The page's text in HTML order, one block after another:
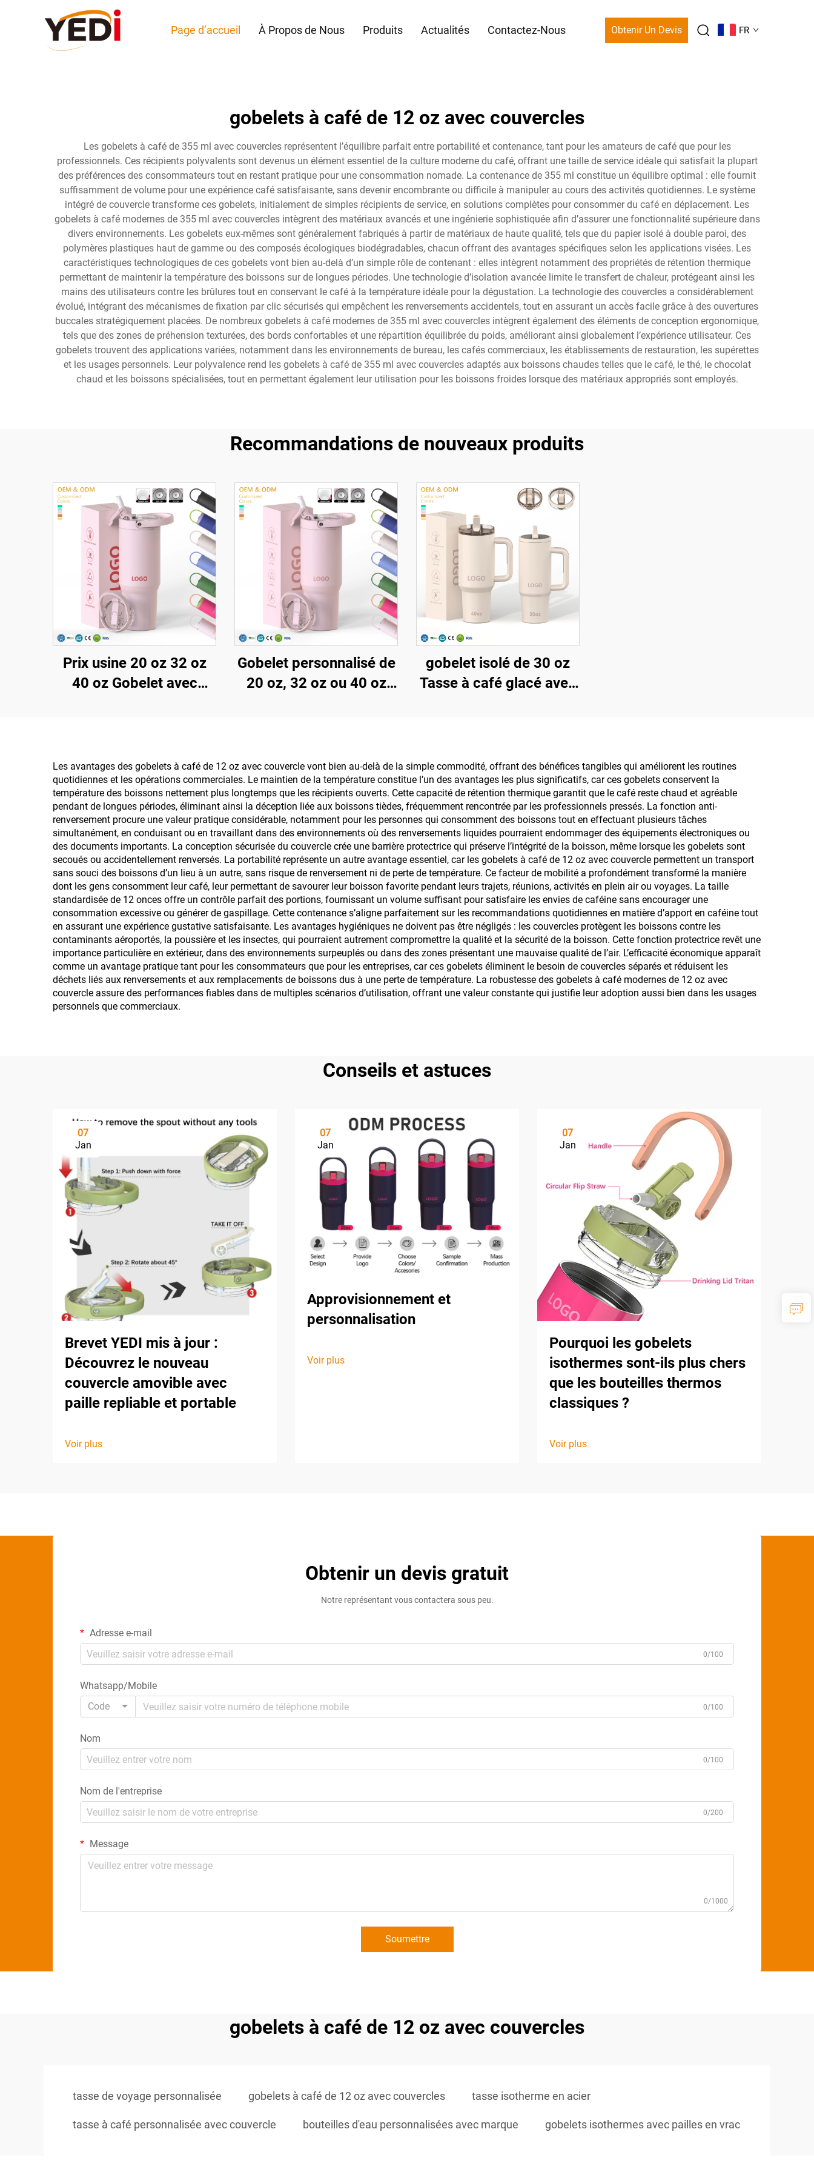
Page d’accueil À Propos de Nous Produits Actualités Contactez-Nous Obtenir Un Devis FR
gobelets à café de 12 oz avec couvercles
Les gobelets à café de 355 ml avec couvercles représentent l’équilibre parfait entre portabilité et contenance, tant pour les amateurs de café que pour les
professionnels. Ces récipients polyvalents sont devenus un élément essentiel de la culture moderne du café, offrant une taille de service idéale qui satisfait la plupart
des préférences des consommateurs tout en restant pratique pour une consommation nomade. La contenance de 355 ml constitue un équilibre optimal : elle fournit
suffisamment de volume pour une expérience café satisfaisante, sans devenir encombrante ou difficile à manipuler au cours des activités quotidiennes. Le système
intégré de couvercle transforme ces gobelets, initialement de simples récipients de service, en solutions complètes pour consommer du café en déplacement. Les
gobelets à café modernes de 355 ml avec couvercles intègrent des matériaux avancés et une ingénierie sophistiquée afin d’assurer une fonctionnalité supérieure dans
divers environnements. Les gobelets eux-mêmes sont généralement fabriqués à partir de matériaux de haute qualité, tels que du papier isolé à double paroi, des
polymères plastiques haut de gamme ou des composés écologiques biodégradables, chacun offrant des avantages spécifiques selon les applications visées. Les
caractéristiques technologiques de ces gobelets vont bien au-delà d’un simple rôle de contenant : elles intègrent notamment des propriétés de rétention thermique
permettant de maintenir la température des boissons sur de longues périodes. Une technologie d’isolation avancée limite le transfert de chaleur, protégeant ainsi les
mains des utilisateurs contre les brûlures tout en conservant le café à la température idéale pour la dégustation. La technologie des couvercles a considérablement
évolué, intégrant des mécanismes de fixation par clic sécurisés qui empêchent les renversements accidentels, tout en assurant un accès facile grâce à des ouvertures
buccales stratégiquement placées. De nombreux gobelets à café modernes de 355 ml avec couvercles intègrent également des éléments de conception ergonomique,
tels que des zones de préhension texturées, des bords confortables et une répartition équilibrée du poids, améliorant ainsi globalement l’expérience utilisateur. Ces
gobelets trouvent des applications variées, notamment dans les environnements de bureau, les cafés commerciaux, les établissements de restauration, les supérettes
et les usages personnels. Leur polyvalence rend les gobelets à café de 355 ml avec couvercles adaptés aux boissons chaudes telles que le café, le thé, le chocolat
chaud et les boissons spécialisées, tout en permettant également leur utilisation pour les boissons froides lorsque des matériaux appropriés sont employés.
Recommandations de nouveaux produits
Prix usine 20 oz 32 oz
40 oz Gobelet avec
réutilisable, gobelet de
voyage par sublimation
Gobelet personnalisé de
20 oz, 32 oz ou 40 oz
réutilisable, avec
poignée supérieure à
bascule et paille
gobelet isolé de 30 oz
Tasse à café glacé avec
inoxydable Tumbler avec
poignée et paille
Les avantages des gobelets à café de 12 oz avec couvercle vont bien au-delà de la simple commodité, offrant des bénéfices tangibles qui améliorent les routines
quotidiennes et les opérations commerciales. Le maintien de la température constitue l’un des avantages les plus significatifs, car ces gobelets conservent la
température des boissons nettement plus longtemps que les récipients ouverts. Cette capacité de rétention thermique garantit que le café reste chaud et agréable
pendant de longues périodes, éliminant ainsi la déception liée aux boissons tièdes, fréquemment rencontrée par les professionnels pressés. La fonction anti-
renversement procure une valeur pratique considérable, notamment pour les personnes qui consomment des boissons tout en effectuant plusieurs tâches
simultanément, en conduisant ou en travaillant dans des environnements où des renversements liquides pourraient endommager des équipements électroniques ou
des documents importants. La conception sécurisée du couvercle crée une barrière protectrice qui préserve l’intégrité de la boisson, même lorsque les gobelets sont
secoués ou accidentellement renversés. La portabilité représente un autre avantage essentiel, car les gobelets à café de 12 oz avec couvercle permettent un transport
sans souci des boissons d’un lieu à un autre, sans risque de renversement ni de perte de température. Ce facteur de mobilité a profondément transformé la manière
dont les gens consomment leur café, leur permettant de savourer leur boisson favorite pendant leurs trajets, réunions, activités en plein air ou voyages. La taille
standardisée de 12 onces offre un contrôle parfait des portions, fournissant un volume suffisant pour satisfaire les envies de caféine sans encourager une
consommation excessive ou générer de gaspillage. Cette contenance s’aligne parfaitement sur les recommandations quotidiennes en matière d’apport en caféine tout
en assurant une expérience gustative satisfaisante. Les avantages hygiéniques ne doivent pas être négligés : les couvercles protègent les boissons contre les
contaminants aéroportés, la poussière et les insectes, qui pourraient autrement compromettre la qualité et la sécurité de la boisson. Cette fonction protectrice revêt une
importance particulière en extérieur, dans des environnements surpeuplés ou dans des zones présentant une mauvaise qualité de l’air. L’efficacité économique apparaît
comme un avantage pratique tant pour les consommateurs que pour les entreprises, car ces gobelets éliminent le besoin de couvercles séparés et réduisent les
déchets liés aux renversements et aux remplacements de boissons dus à une perte de température. La robustesse des gobelets à café modernes de 12 oz avec
couvercle assure des performances fiables dans de multiples scénarios d’utilisation, offrant une valeur constante qui justifie leur adoption aussi bien dans les usages
personnels que commerciaux.
Conseils et astuces
07
Jan
Brevet YEDI mis à jour :
Découvrez le nouveau
couvercle amovible avec
paille repliable et portable
Voir plus
07
Jan
Approvisionnement et
personnalisation
Voir plus
07
Jan
Pourquoi les gobelets
isothermes sont-ils plus chers
que les bouteilles thermos
classiques ?
Voir plus
Obtenir un devis gratuit
Notre représentant vous contactera sous peu.
Adresse e-mail
0/100
Whatsapp/Mobile
Code
0/100
Nom
0/100
Nom de l'entreprise
0/200
Message
0/1000
Soumettre
gobelets à café de 12 oz avec couvercles
tasse de voyage personnalisée gobelets à café de 12 oz avec couvercles tasse isotherme en acier
tasse à café personnalisée avec couvercle bouteilles d'eau personnalisées avec marque gobelets isothermes avec pailles en vrac